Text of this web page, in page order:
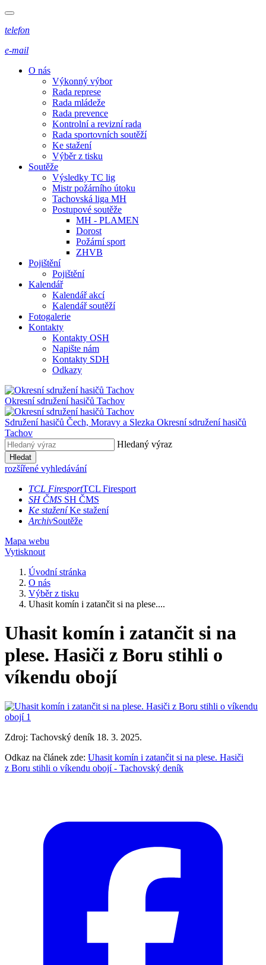
telefon
e-mail
O nás
Výkonný výbor
Rada represe
Rada mládeže
Rada prevence
Kontrolní a revizní rada
Rada sportovních soutěží
Ke stažení
Výběr z tisku
Soutěže
Výsledky TC lig
Mistr požárního útoku
Tachovská liga MH
Postupové soutěže
MH - PLAMEN
Dorost
Požární sport
ZHVB
Pojištění
Pojištění
Kalendář
Kalendář akcí
Kalendář soutěží
Fotogalerie
Kontakty
Kontakty OSH
Napište nám
Kontakty SDH
Odkazy
Okresní sdružení hasičů Tachov
Sdružení hasičů Čech, Moravy a Slezka Okresní sdružení hasičů
Tachov
Hledaný výraz
Hledat
rozšířené vyhledávání
TCL FiresportTCL Firesport
SH ČMS SH ČMS
Ke staženíKe stažení
ArchivSoutěže
Mapa webu
Vytisknout
Úvodní stránka
O nás
Výběr z tisku
Uhasit komín i zatančit si na plese....
Uhasit komín i zatančit si na
plese. Hasiči z Boru stihli o
víkendu obojí
Zdroj: Tachovský deník 18. 3. 2025.
Odkaz na článek zde: Uhasit komín i zatančit si na plese. Hasiči
z Boru stihli o víkendu obojí - Tachovský deník